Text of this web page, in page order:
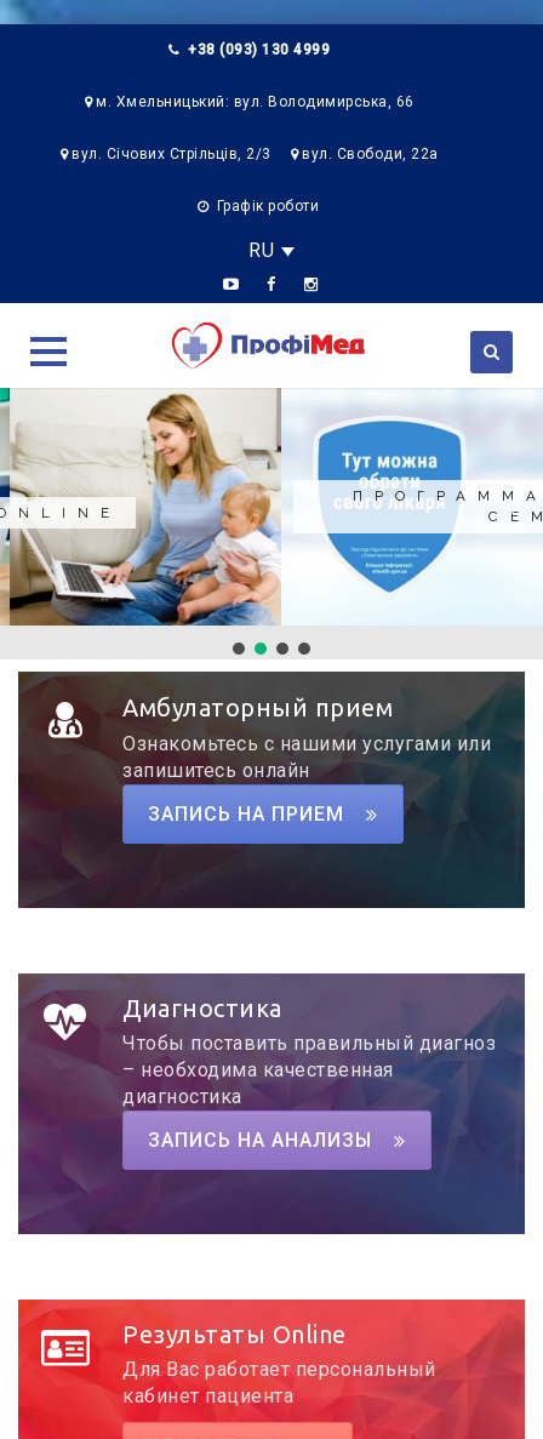
+38 (093) 130 4999
м. Хмельницький: вул. Володимирська, 66
вул. Січових Стрільців, 2/3 вул. Свободи, 22а
Графік роботи
RU
to
content
ПРОГРАММА «ЗДОРОВАЯ
СЕМЬЯ»
Амбулаторный прием
Ознакомьтесь с нашими услугами или
запишитесь онлайн
ЗАПИСЬ НА ПРИЕМ
Диагностика
Чтобы поставить правильный диагноз
– необходима качественная
диагностика
ЗАПИСЬ НА АНАЛИЗЫ
Результаты Online
Для Вас работает персональный
кабинет пациента